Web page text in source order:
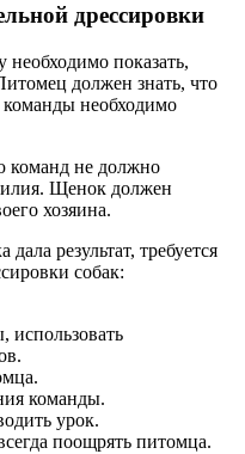
дрессировки
показать,
должен знать, что
команды необходимо
команд не должно
Щенок должен
хозяина.
результат, требуется
собак:
использовать
команды.
урок.
поощрять питомца.